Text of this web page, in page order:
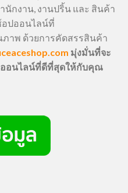
นักงาน, งานปริ้น และ สินค้า
อปออนไลน์ที่
าพ ด้วยการคัดสรรสินค้า
มุ่งมั่นที่จะ
อนไลน์ที่ดีที่สุดให้กับคุณ